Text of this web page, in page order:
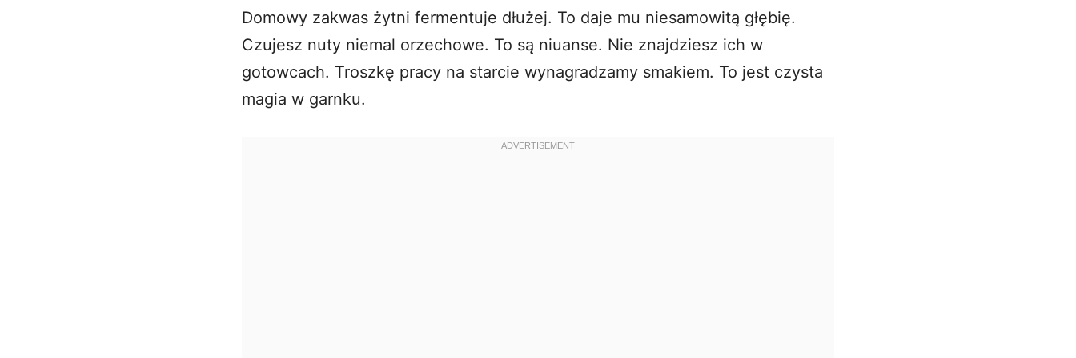
Domowy zakwas żytni fermentuje dłużej. To daje mu niesamowitą głębię.
Czujesz nuty niemal orzechowe. To są niuanse. Nie znajdziesz ich w
gotowcach. Troszkę pracy na starcie wynagradzamy smakiem. To jest czysta
magia w garnku.